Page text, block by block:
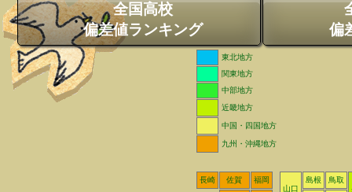
全国高校
偏差値ランキング
偏
東北地方
関東地方
中部地方
近畿地方
中国・四国地方
九州・沖縄地方
長崎 佐賀
福岡
山口
島根
鳥取